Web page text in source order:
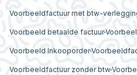
Voorbeeldfactuur met btw-
Voorbeeld betaalde factuur
Voorbeeld Inkooporder
Voorbeeldfactuur zonder btw